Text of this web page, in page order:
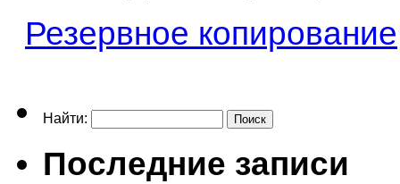
Резервное копирование
Найти:
Последние записи